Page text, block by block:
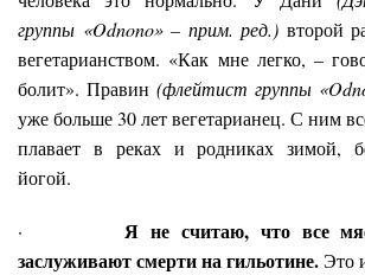
группы «Odnono» – прим. ред.) второй
вегетарианством. «Как мне легко, –
болит». Правин (флейтист группы
уже больше 30 лет вегетарианец. С ним
плавает в реках и родниках зимой,
йогой.
· Я не считаю, что все
заслуживают смерти на гильотине.Это